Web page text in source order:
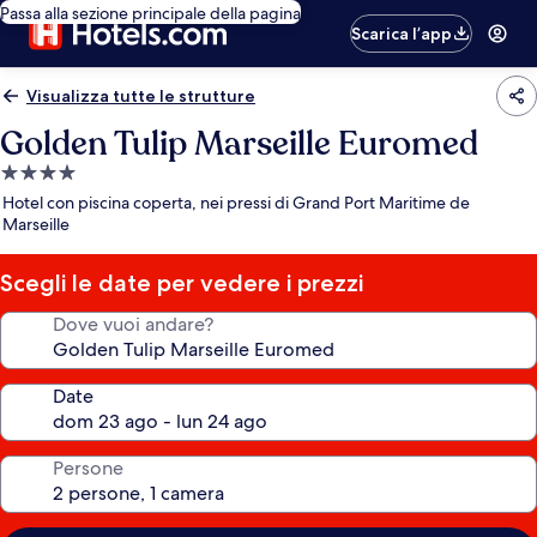
Passa alla sezione principale della pagina
Scarica l’app
Visualizza tutte le strutture
Golden Tulip Marseille Euromed
Struttura
a
4.0
stelle
Hotel con piscina coperta, nei pressi di Grand Port Maritime de
Marseille
Scegli le date per vedere i prezzi
Dove vuoi andare?
Date
Persone